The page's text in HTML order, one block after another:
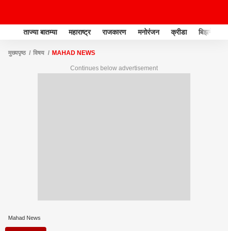
ताज्या बातम्या महाराष्ट्र राजकारण मनोरंजन क्रीडा बिझनेस
मुख्यपृष्ठ विषय MAHAD NEWS
Continues below advertisement
Mahad News